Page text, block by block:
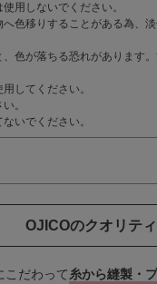
用しないでください。
色移りすることがある為、
色が落ちる恐れがあります
してください。
。
いでください。
OJICOのクオリティ
こだわって 糸から縫製・